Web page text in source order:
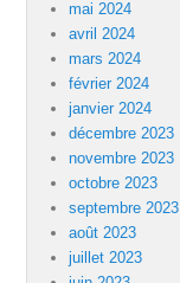
mai 2024
avril 2024
mars 2024
février 2024
janvier 2024
décembre 2023
novembre 2023
octobre 2023
septembre 2023
août 2023
juillet 2023